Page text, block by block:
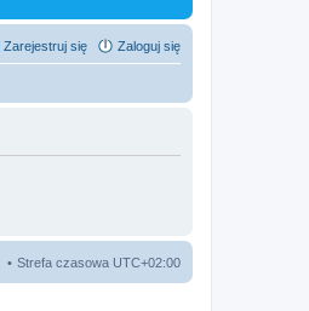
Zaloguj się
Zarejestruj się
Strefa czasowa UTC+02:00